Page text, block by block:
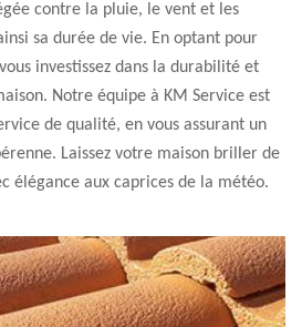
contre la pluie, le vent et les
sa durée de vie. En optant pour
investissez dans la durabilité et
Notre équipe à KM Service est
de qualité, en vous assurant un
Laissez votre maison briller de
élégance aux caprices de la météo.